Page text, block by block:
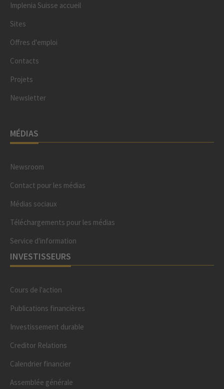
Implenia Suisse accueil
Sites
Offres d'emploi
Contacts
Projets
Newsletter
MÉDIAS
Newsroom
Contact pour les médias
Médias sociaux
Téléchargements pour les médias
Service d'information
INVESTISSEURS
Cours de l'action
Publications financières
Investissement durable
Creditor Relations
Calendrier financier
Assemblée générale